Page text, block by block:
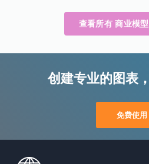
查看所有 商业模
创建专业的图表
免费使用